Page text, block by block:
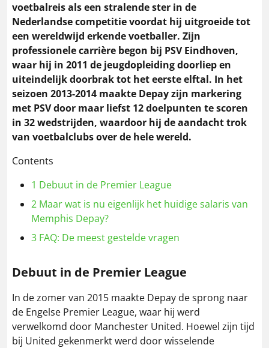
voetbalreis als een stralende ster in de
Nederlandse competitie voordat hij uitgroeide tot
een wereldwijd erkende voetballer. Zijn
professionele carrière begon bij PSV Eindhoven,
waar hij in 2011 de jeugdopleiding doorliep en
uiteindelijk doorbrak tot het eerste elftal. In het
seizoen 2013-2014 maakte Depay zijn markering
met PSV door maar liefst 12 doelpunten te scoren
in 32 wedstrijden, waardoor hij de aandacht trok
van voetbalclubs over de hele wereld.
Contents
1 Debuut in de Premier League
2 Maar wat is nu eigenlijk het huidige salaris van
Memphis Depay?
3 FAQ: De meest gestelde vragen
Debuut in de Premier League
In de zomer van 2015 maakte Depay de sprong naar
de Engelse Premier League, waar hij werd
verwelkomd door Manchester United. Hoewel zijn tijd
bij United gekenmerkt werd door wisselende